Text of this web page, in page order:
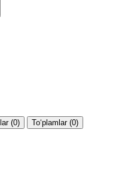
(0) To‘plamlar (0)